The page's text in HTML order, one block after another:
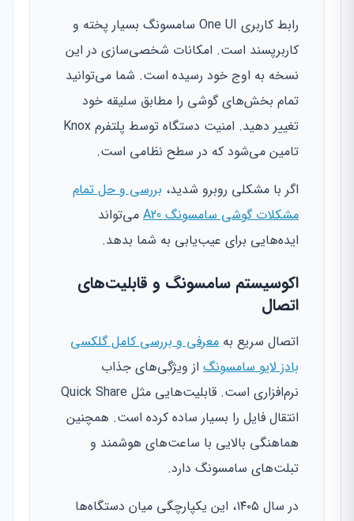
رابط کاربری One UI سامسونگ بسیار پخته و
کاربرپسند است. امکانات شخصی‌سازی در این
نسخه به اوج خود رسیده است. شما می‌توانید
تمام بخش‌های گوشی را مطابق سلیقه خود
تغییر دهید. امنیت دستگاه توسط پلتفرم Knox
تامین می‌شود که در سطح نظامی است.
اگر با مشکلی روبرو شدید، بررسی و حل تمام
مشکلات گوشی سامسونگ A20
می‌تواند
ایده‌هایی برای عیب‌یابی به شما بدهد.
اکوسیستم سامسونگ و قابلیت‌های
اتصال
اتصال سریع به معرفی و بررسی کامل گلکسی
بادز لایو سامسونگ از ویژگی‌های جذاب
نرم‌افزاری است. قابلیت‌هایی مثل Quick Share
انتقال فایل را بسیار ساده کرده است. همچنین
هماهنگی بالایی با ساعت‌های هوشمند و
تبلت‌های سامسونگ دارد.
در سال ۱۴۰۵، این یکپارچگی میان دستگاه‌ها